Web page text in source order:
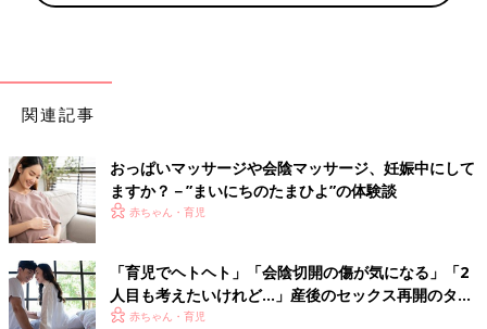
関連記事
おっぱいマッサージや会陰マッサージ、妊娠中にして
ますか？－”まいにちのたまひよ”の体験談
赤ちゃん・育児
「育児でヘトヘト」「会陰切開の傷が気になる」「2
人目も考えたいけれど…」産後のセックス再開のタイ
ミングは？
赤ちゃん・育児